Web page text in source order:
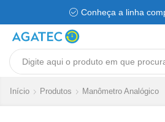
Conheça a linha
Início Produtos Manômetro Analógico